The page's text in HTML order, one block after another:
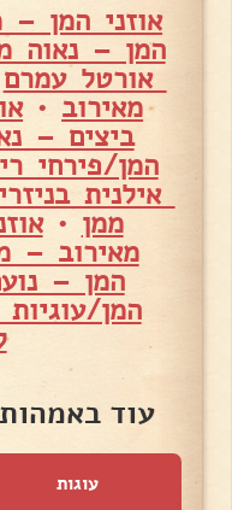
אוזני המן –
המן – נאוה
אורטל עמרם
מאירוב •
ביצים –
המן/פירחי
אילנית בניזרי
ממן •
מאירוב –
המן –
המן/
עוד
עוגות